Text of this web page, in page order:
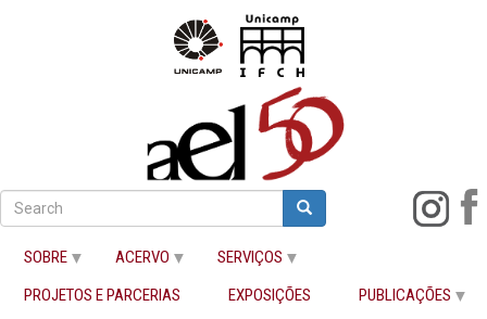
para
o
conteúdo
principal
Buscar
Search Search
SOBRE ACERVO
SERVIÇOS
PROJETOS E PARCERIAS
EXPOSIÇÕES
PUBLICAÇÕES
Início Estágio curricular